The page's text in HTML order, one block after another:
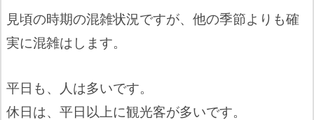
見頃の時期の混雑状況ですが、他の季節よりも確
実に混雑はします。
平日も、人は多いです。
休日は、平日以上に観光客が多いです。